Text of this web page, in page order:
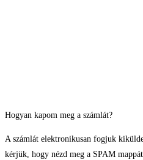
Hogyan kapom meg a számlát?
A számlát elektronikusan fogjuk
kérjük, hogy nézd meg a SPAM